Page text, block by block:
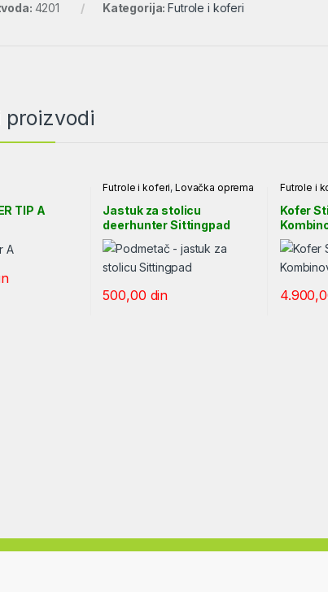
4201 Kategorija:Futrole i koferi
proizvodi
TIP A
Futrole i koferi, Lovačka oprema
Jastuk za stolicu
deerhunter Sittingpad
500,00 din
Futrole i
Kofer